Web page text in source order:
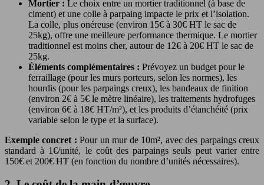
Mortier : Le choix entre un mortier traditionnel (à base de
ciment) et une colle à parpaing impacte le prix et l’isolation.
La colle, plus onéreuse (environ 15€ à 30€ HT le sac de
25kg), offre une meilleure performance thermique. Le mortier
traditionnel est moins cher, autour de 12€ à 20€ HT le sac de
25kg.
Éléments complémentaires : Prévoyez un budget pour le
ferraillage (pour les murs porteurs, selon les normes), les
hourdis (pour les parpaings creux), les bandeaux de finition
(environ 2€ à 5€ le mètre linéaire), les traitements hydrofuges
(environ 6€ à 18€ HT/m²), et les produits d’étanchéité (prix
variable selon le type et la surface).
Exemple concret :Pour un mur de 10m², avec des parpaings creux
standard à 1€/unité, le coût des parpaings seuls peut varier entre
150€ et 200€ HT (en fonction du nombre d’unités nécessaires).